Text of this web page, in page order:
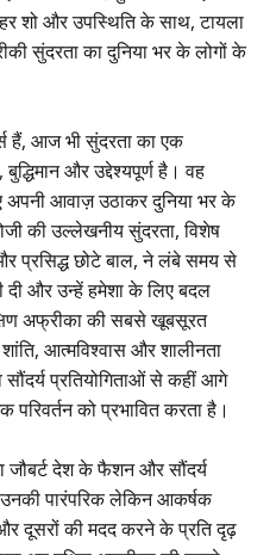
शो और उपस्थिति के साथ, टायला
सुंदरता का दुनिया भर के लोगों के
हैं, आज भी सुंदरता का एक
और उद्देश्यपूर्ण है। वह
अपनी आवाज़ उठाकर दुनिया भर के
की उल्लेखनीय सुंदरता, विशेष
प्रसिद्ध छोटे बाल, ने लंबे समय से
दी और उन्हें हमेशा के लिए बदल
अफ्रीका की सबसे खूबसूरत
आत्मविश्वास और शालीनता
प्रतियोगिताओं से कहीं आगे
को प्रभावित करता है।
देश के फैशन और सौंदर्य
उनकी पारंपरिक लेकिन आकर्षक
दूसरों की मदद करने के प्रति दृढ़